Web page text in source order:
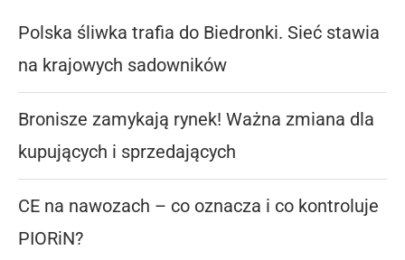
Polska śliwka trafia do Biedronki. Sieć stawia
na krajowych sadowników
Bronisze zamykają rynek! Ważna zmiana dla
kupujących i sprzedających
CE na nawozach – co oznacza i co kontroluje
PIORiN?